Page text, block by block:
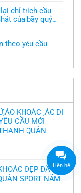
lại chỉ trích cầu
của bầy quỷ
theo yêu cầu
KHOÁC ,ÁO DI
CẦU MỚI
QUÂN
ĐẸP ĐÃ
SPORT NĂM
Liên hệ